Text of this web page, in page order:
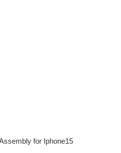
for Iphone15